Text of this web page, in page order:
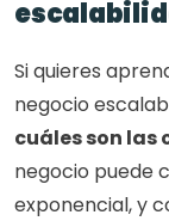
Si quieres
negocio
cuáles son las
negocio puede
exponencial, y